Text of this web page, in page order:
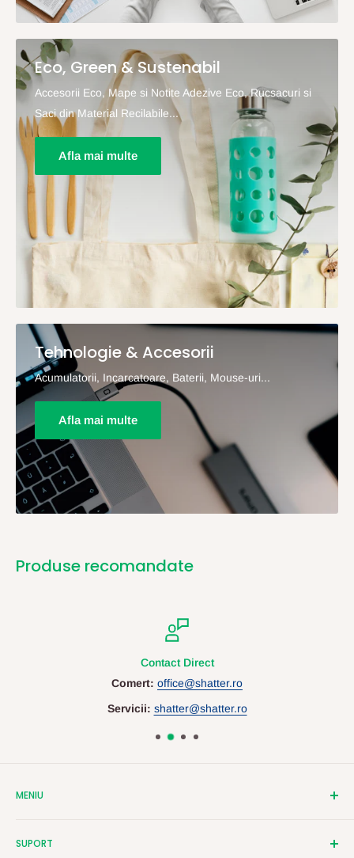
Eco, Green & Sustenabil
Accesorii Eco, Mape si Notite Adezive Eco, Rucsacuri si
Saci din Material Recilabile...
Afla mai multe
Tehnologie & Accesorii
Acumulatorii, Incarcatoare, Baterii, Mouse-uri...
Afla mai multe
Produse recomandate
Contact Direct
Comert: office@shatter.ro
Servicii: shatter@shatter.ro
MENIU
Contact
SUPORT